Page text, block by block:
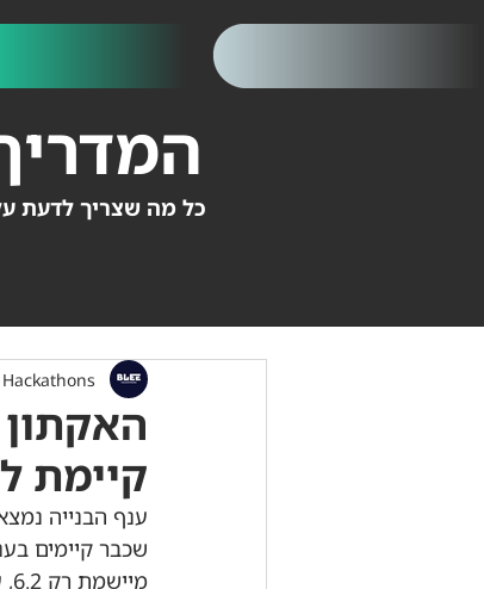
כל מה שצריך לדעת
האקתון
קיימת
Hackathons